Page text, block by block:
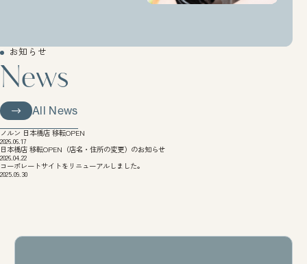
お知らせ
News
All News
ノルン 日本橋店 移転OPEN
2026.06.17
日本橋店 移転OPEN（店名・住所の変更）のお知らせ
2026.04.22
コーポレートサイトをリニューアルしました。
2025.09.30